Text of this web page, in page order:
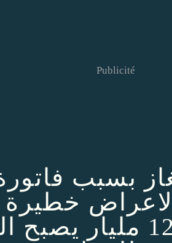
Publicité
خطيرة
طرموسة/بيسبب فساد